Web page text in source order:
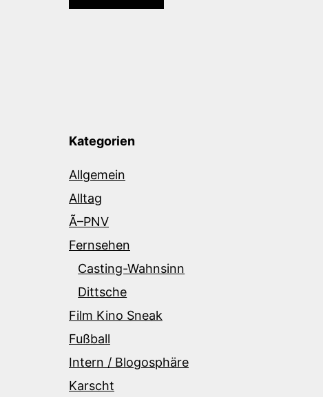
Kategorien
Allgemein
Alltag
Ã–PNV
Fernsehen
Casting-Wahnsinn
Dittsche
Film Kino Sneak
Fußball
Intern / Blogosphäre
Karscht